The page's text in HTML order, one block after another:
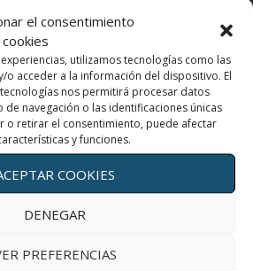
el consentimiento
utilizamos tecnologías como las
o acceder a la información del dispositivo. El
nos permitirá procesar datos
navegación o las identificaciones únicas
o retirar el consentimiento, puede afectar
y funciones.
COOKIES
DENEGAR
PREFERENCIAS